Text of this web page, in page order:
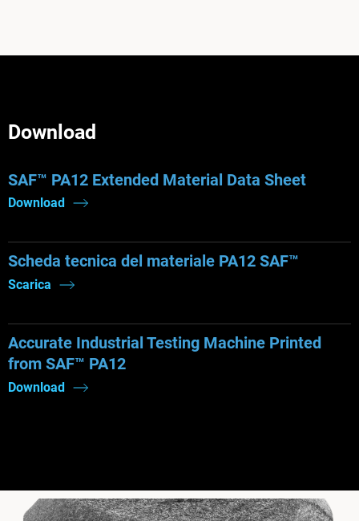
Download
SAF™ PA12 Extended Material Data Sheet
Download
Scheda tecnica del materiale PA12 SAF™
Scarica
Accurate Industrial Testing Machine Printed
from SAF™ PA12
Download